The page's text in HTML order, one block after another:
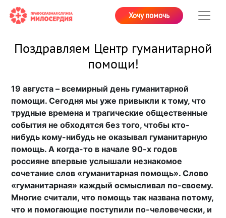
Хочу помочь
Поздравляем Центр гуманитарной
помощи!
19 августа – всемирный день гуманитарной
помощи. Сегодня мы уже привыкли к тому, что
трудные времена и трагические общественные
события не обходятся без того, чтобы кто-
нибудь кому-нибудь не оказывал гуманитарную
помощь. А когда-то в начале 90-х годов
россияне впервые услышали незнакомое
сочетание слов «гуманитарная помощь». Слово
«гуманитарная» каждый осмысливал по-своему.
Многие считали, что помощь так названа потому,
что и помогающие поступили по-человечески, и